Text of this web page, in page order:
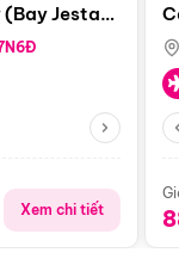
(Bay Jestar
Xem chi tiết